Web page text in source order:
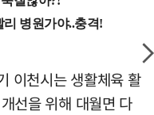
이천시는 생활체육 활
선을 위해 대월면 다